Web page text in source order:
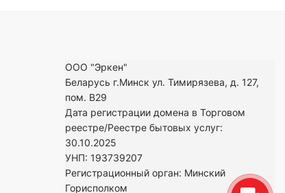
ООО "Эркен"
Беларусь г.Минск ул. Тимирязева, д. 127,
пом. В29
Дата регистрации домена в Торговом
реестре/Реестре бытовых услуг:
30.10.2025
УНП: 193739207
Регистрационный орган: Минский
Горисполком